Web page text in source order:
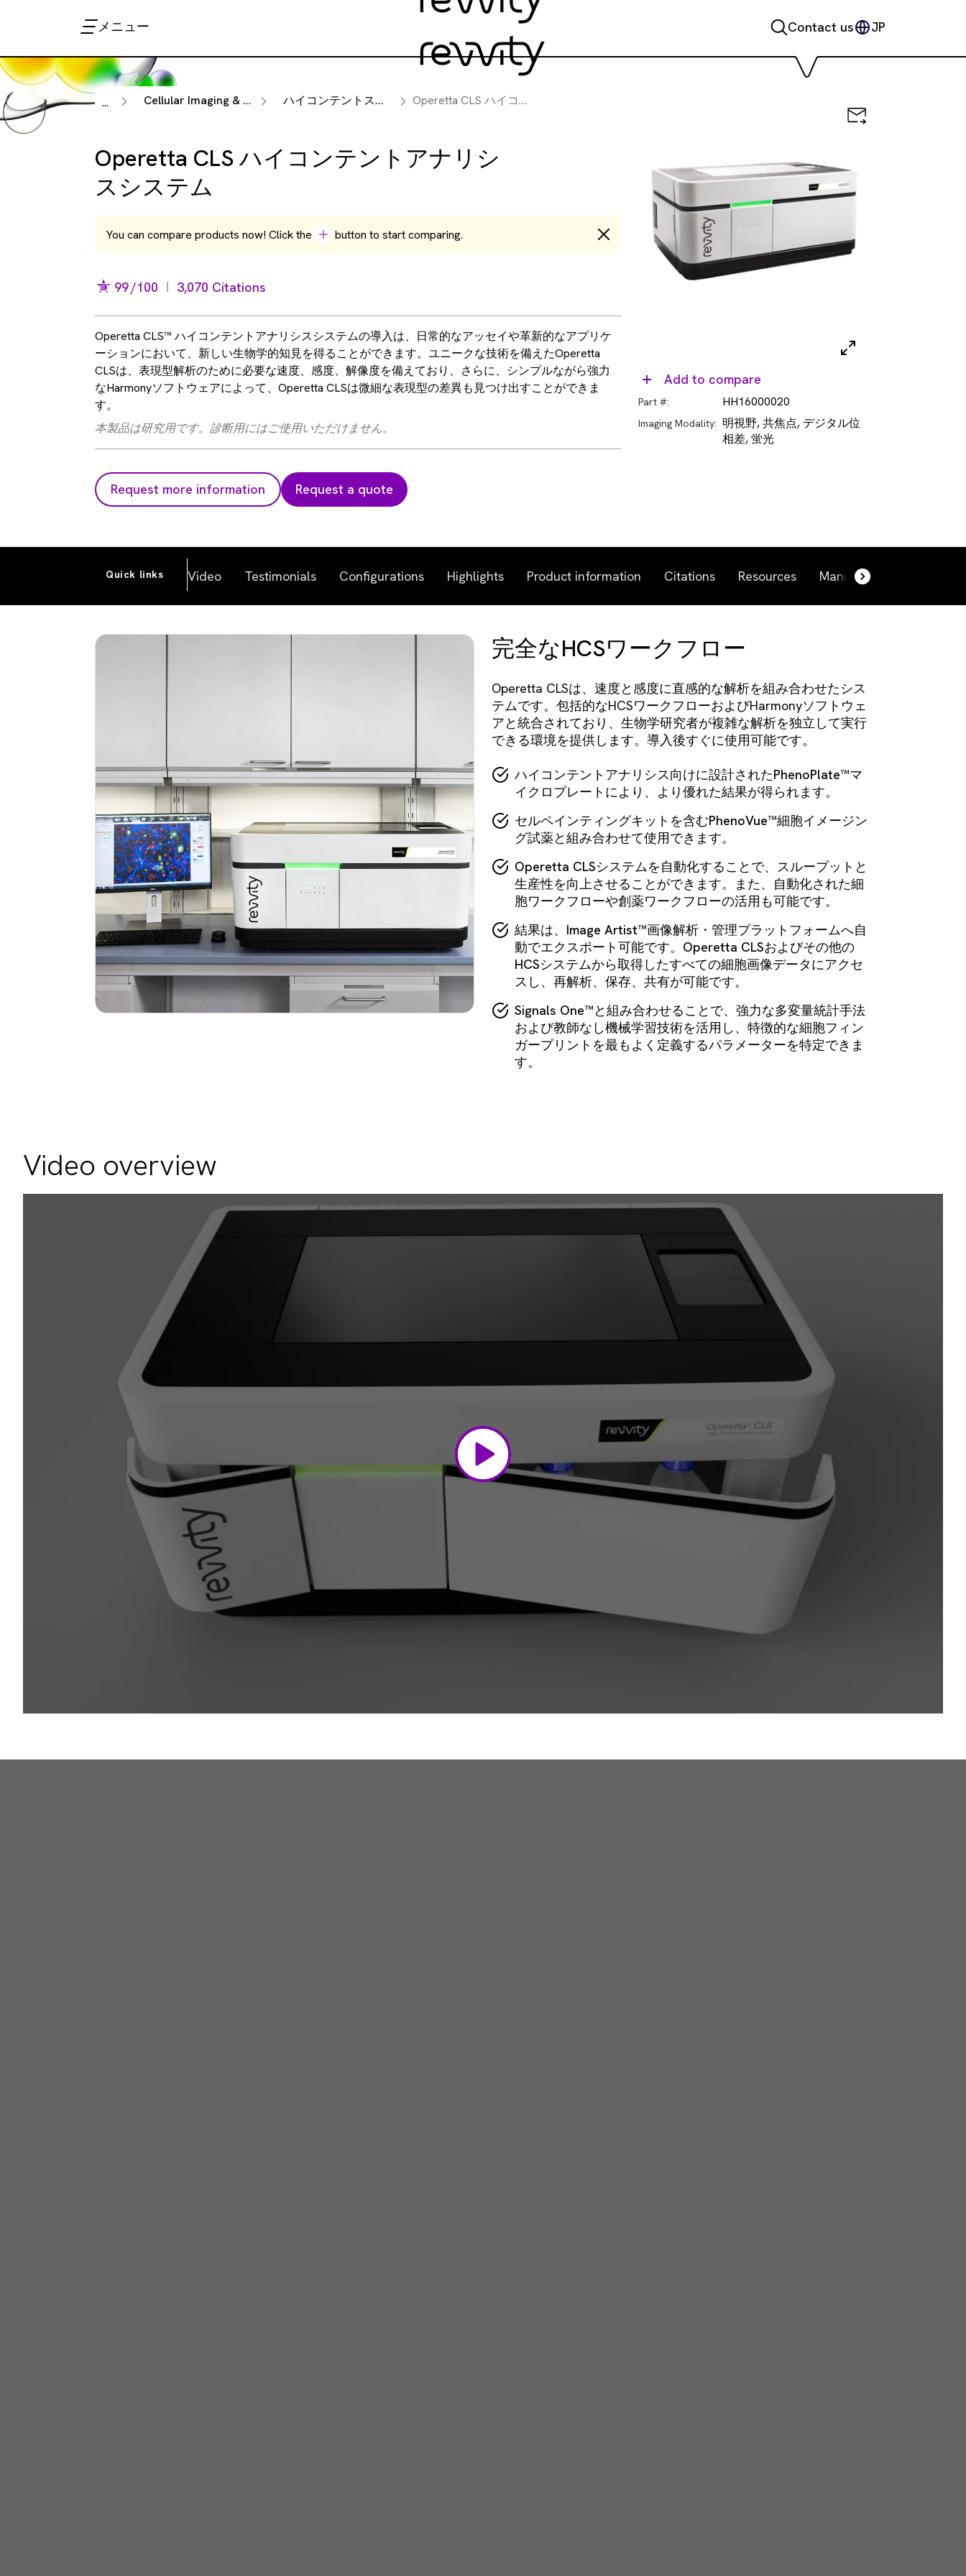
メニュー Contact us JP
... Cellular Imaging & Analysis ハイコンテントスクリーニング装置 Operetta CLS ハイコンテントアナリシスシステム
Operetta CLS ハイコンテントアナリシ
スシステム
You can compare products now! Click the button to start comparing.
99/100 3,070 Citations
Operetta CLS™ ハイコンテントアナリシスシステムの導入は、日常的なアッセイや革新的なアプリケ
ーションにおいて、新しい生物学的知見を得ることができます。ユニークな技術を備えたOperetta
CLSは、表現型解析のために必要な速度、感度、解像度を備えており、さらに、シンプルながら強力
なHarmonyソフトウェアによって、Operetta CLSは微細な表現型の差異も見つけ出すことができま
す。
本製品は研究用です。診断用にはご使用いただけません。
Request a quote
Request more information
Add to compare
Part #: HH16000020
Imaging Modality: 明視野, 共焦点, デジタル位
相差, 蛍光
Quick links Video Testimonials Configurations Highlights Product information Citations Resources Manuals and more
完全なHCSワークフロー
Operetta CLSは、速度と感度に直感的な解析を組み合わせたシス
テムです。包括的なHCSワークフローおよびHarmonyソフトウェ
アと統合されており、生物学研究者が複雑な解析を独立して実行
できる環境を提供します。導入後すぐに使用可能です。
ハイコンテントアナリシス向けに設計されたPhenoPlate™マ
イクロプレートにより、より優れた結果が得られます。
セルペインティングキットを含むPhenoVue™細胞イメージン
グ試薬と組み合わせて使用できます。
Operetta CLSシステムを自動化することで、スループットと
生産性を向上させることができます。また、自動化された細
胞ワークフローや創薬ワークフローの活用も可能です。
結果は、Image Artist™画像解析・管理プラットフォームへ自
動でエクスポート可能です。Operetta CLSおよびその他の
HCSシステムから取得したすべての細胞画像データにアクセ
スし、再解析、保存、共有が可能です。
Signals One™と組み合わせることで、強力な多変量統計手法
および教師なし機械学習技術を活用し、特徴的な細胞フィン
ガープリントを最もよく定義するパラメーターを特定できま
す。
Video overview
Video